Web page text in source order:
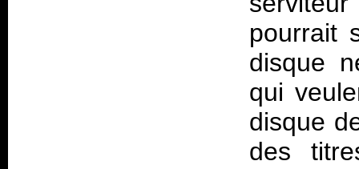
pourrait
disque
qui
disque
des